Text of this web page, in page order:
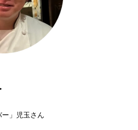
ー」児玉さん